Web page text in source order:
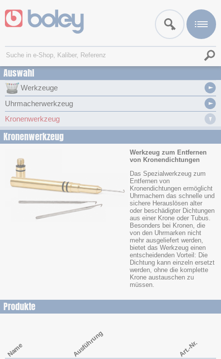
Auswahl
Werkzeuge
Uhrmacherwerkzeug
Kronenwerkzeug
Kronenwerkzeug
Werkzeug zum Entfernen
von Kronendichtungen
Das Spezialwerkzeug zum
Entfernen von
Kronendichtungen ermöglicht
Uhrmachern das schnelle und
sichere Herauslösen alter
oder beschädigter Dichtungen
aus einer Krone oder Tubus.
Besonders bei Kronen, die
von den Uhrmarken nicht
mehr ausgeliefert werden,
bietet das Werkzeug einen
entscheidenden Vorteil: Die
Dichtung kann einzeln ersetzt
werden, ohne die komplette
Krone austauschen zu
müssen.
Produkte
Name Ausführung Art.-Nr.